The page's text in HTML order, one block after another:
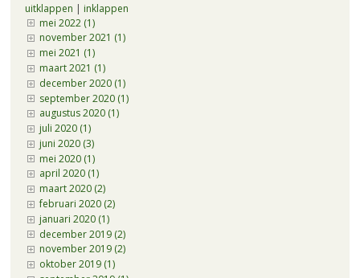
uitklappen | inklappen
mei 2022 (1)
november 2021 (1)
mei 2021 (1)
maart 2021 (1)
december 2020 (1)
september 2020 (1)
augustus 2020 (1)
juli 2020 (1)
juni 2020 (3)
mei 2020 (1)
april 2020 (1)
maart 2020 (2)
februari 2020 (2)
januari 2020 (1)
december 2019 (2)
november 2019 (2)
oktober 2019 (1)